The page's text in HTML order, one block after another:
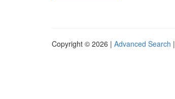
Copyright © 2026 | Advanced Search |